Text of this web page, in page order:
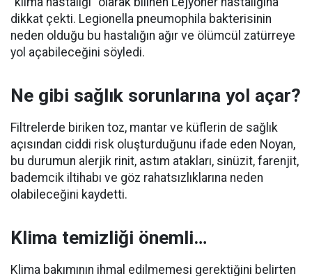
dikkat çekti. Legionella pneumophila bakterisinin
neden olduğu bu hastalığın ağır ve ölümcül zatürreye
yol açabileceğini söyledi.
Ne gibi sağlık sorunlarına yol açar?
Filtrelerde biriken toz, mantar ve küflerin de sağlık
açısından ciddi risk oluşturduğunu ifade eden Noyan,
bu durumun alerjik rinit, astım atakları, sinüzit, farenjit,
bademcik iltihabı ve göz rahatsızlıklarına neden
olabileceğini kaydetti.
Klima temizliği önemli…
Klima bakımının ihmal edilmemesi gerektiğini belirten